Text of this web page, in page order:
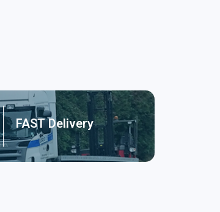
FAST Delivery